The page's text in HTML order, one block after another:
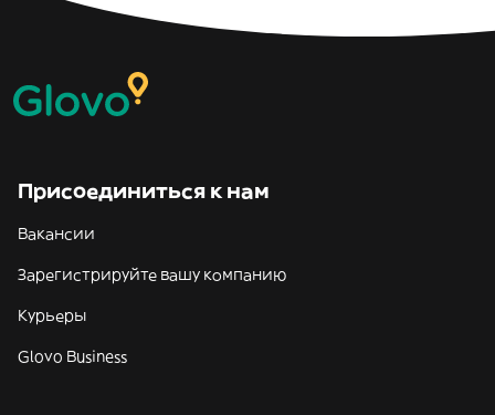
Присоединиться к нам
Вакансии
Зарегистрируйте вашу компанию
Курьеры
Glovo Business